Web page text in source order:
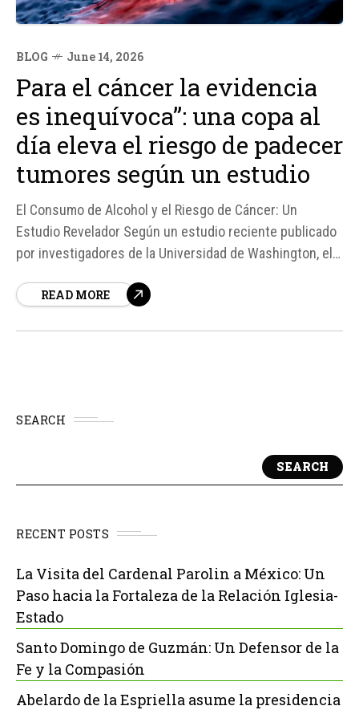
BLOG June 14, 2026
Para el cáncer la evidencia
es inequívoca”: una copa al
día eleva el riesgo de padecer
tumores según un estudio
El Consumo de Alcohol y el Riesgo de Cáncer: Un
Estudio Revelador Según un estudio reciente publicado
por investigadores de la Universidad de Washington, el
aumenta el riesgo de padecer ciertos tipos de cáncer.
READ MORE
SEARCH
SEARCH
RECENT POSTS
La Visita del Cardenal Parolin a México: Un
Paso hacia la Fortaleza de la Relación Iglesia-
Estado
Santo Domingo de Guzmán: Un Defensor de la
Fe y la Compasión
Abelardo de la Espriella asume la presidencia